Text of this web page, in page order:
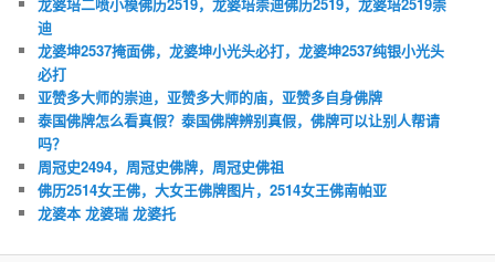
迪
龙婆坤2537掩面佛，龙婆坤小光头必打，龙婆坤2537纯银小光头
必打
亚赞多大师的崇迪，亚赞多大师的庙，亚赞多自身佛牌
泰国佛牌怎么看真假？泰国佛牌辨别真假，佛牌可以让别人帮请
吗？
周冠史2494，周冠史佛牌，周冠史佛祖
佛历2514女王佛，大女王佛牌图片，2514女王佛南帕亚
龙婆本 龙婆瑞 龙婆托